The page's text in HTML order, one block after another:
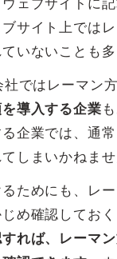
ェブサイトに
サイト上では
いないことも多
ではレーマン
導入する企業
企業では、通
しまいかねませ
ためにも、レ
め確認してお
れば、レーマ